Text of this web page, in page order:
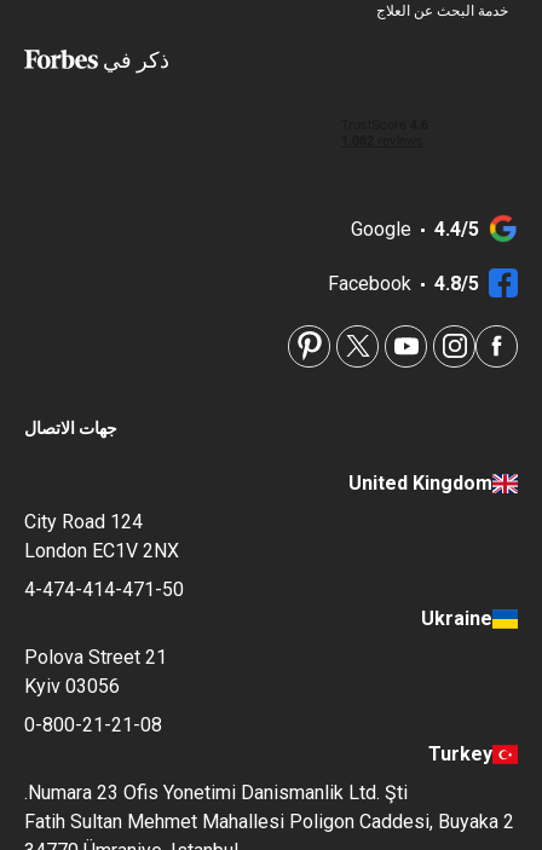
خدمة البحث عن العلاج
ذكر في
4.4/5
Google
4.8/5
Facebook
جهات الاتصال
United Kingdom
124 City Road
London EC1V 2NX
4-474-414-471-50
Ukraine
Polova Street 21
Kyiv 03056
0-800-21-21-08
Turkey
Numara 23 Ofis Yonetimi Danismanlik Ltd. Şti.
Fatih Sultan Mehmet Mahallesi Poligon Caddesi, Buyaka 2